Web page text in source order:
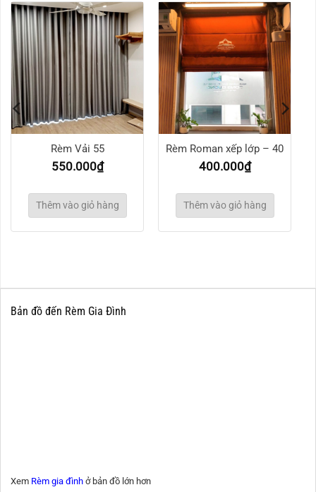
Rèm Vải 55
550.000₫
Thêm vào giỏ hàng
Rèm Roman xếp lớp – 40
400.000₫
Thêm vào giỏ hàng
Bản đồ đến Rèm Gia Đình
Xem Rèm gia đình ở bản đồ lớn hơn